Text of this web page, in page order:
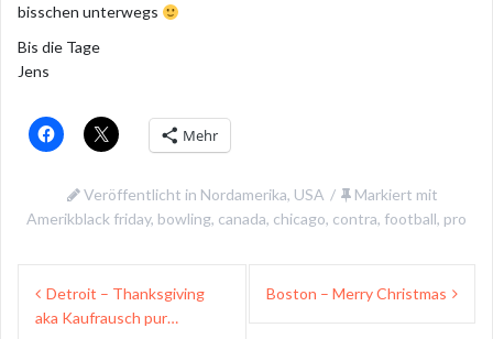
bisschen unterwegs
Bis die Tage
Jens
Mehr
Veröffentlicht in Nordamerika, USA
Markiert mit
Amerikblack friday, bowling, canada, chicago, contra, football, pro
Beitragsnavigation
Detroit – Thanksgiving
aka Kaufrausch pur…
Boston – Merry Christmas